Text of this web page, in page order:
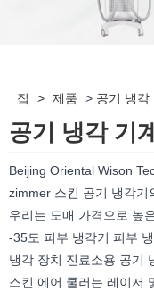
집 > 제품 > 공기 냉각
공기 냉각 기계
Beijing Oriental Wison
zimmer 스킨 공기 냉각기
우리는 도매 가격으로 높
-35도 피부 냉각기 피부
냉각 장치 진료소용 공기
스킨 에어 쿨러는 레이저